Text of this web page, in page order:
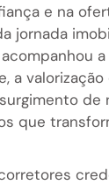
e na
jornada
a valorização
de
que